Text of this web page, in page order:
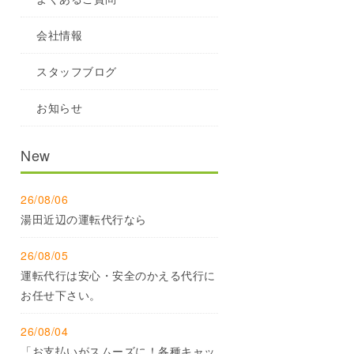
会社情報
スタッフブログ
お知らせ
New
26/08/06
湯田近辺の運転代行なら
26/08/05
運転代行は安心・安全のかえる代行に
お任せ下さい。
26/08/04
「お支払いがスムーズに！各種キャッ